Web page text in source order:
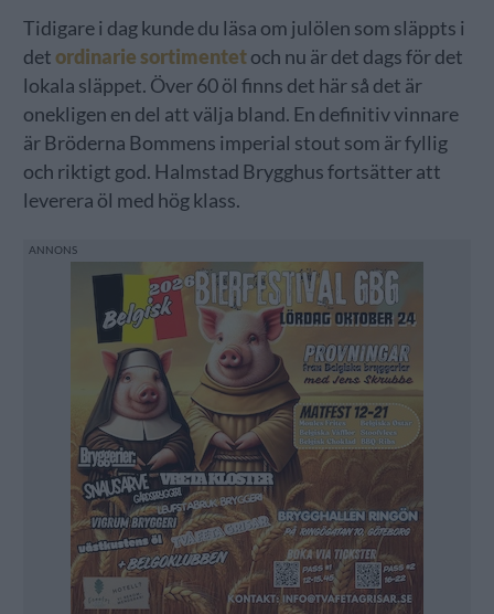
Tidigare i dag kunde du läsa om julölen som släppts i
detordinarie sortimentetoch nu är det dags för det
lokala släppet. Över 60 öl finns det här så det är
onekligen en del att välja bland. En definitiv vinnare
är Bröderna Bommens imperial stout som är fyllig
och riktigt god. Halmstad Brygghus fortsätter att
leverera öl med hög klass.